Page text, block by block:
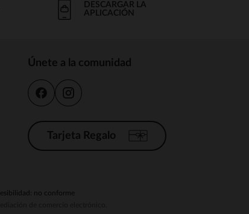
DESCARGAR LA
APLICACIÓN
Únete a la comunidad
Tarjeta Regalo
no conforme